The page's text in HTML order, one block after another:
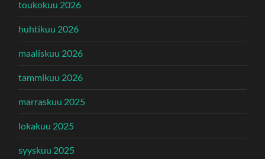
toukokuu 2026
huhtikuu 2026
maaliskuu 2026
tammikuu 2026
marraskuu 2025
lokakuu 2025
syyskuu 2025